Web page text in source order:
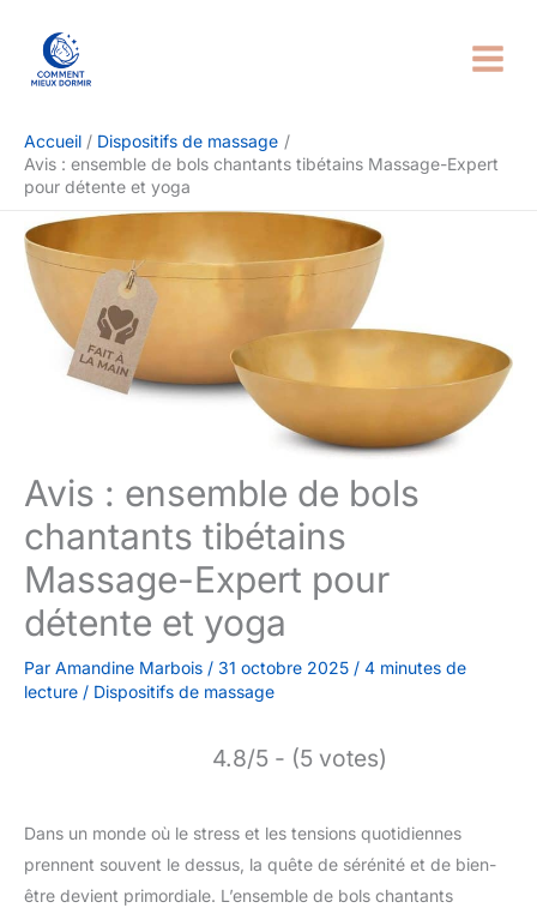
contenu
Accueil
Dispositifs de massage
Avis : ensemble de bols chantants tibétains Massage-Expert
pour détente et yoga
Avis : ensemble de bols
chantants tibétains
Massage-Expert pour
détente et yoga
Par Amandine Marbois / 31 octobre 2025 / 4 minutes de
lecture / Dispositifs de massage
4.8/5 - (5 votes)
Dans un monde où le stress et les tensions quotidiennes
prennent souvent le dessus, la quête de sérénité et de bien-
être devient primordiale. L’ensemble de bols chantants